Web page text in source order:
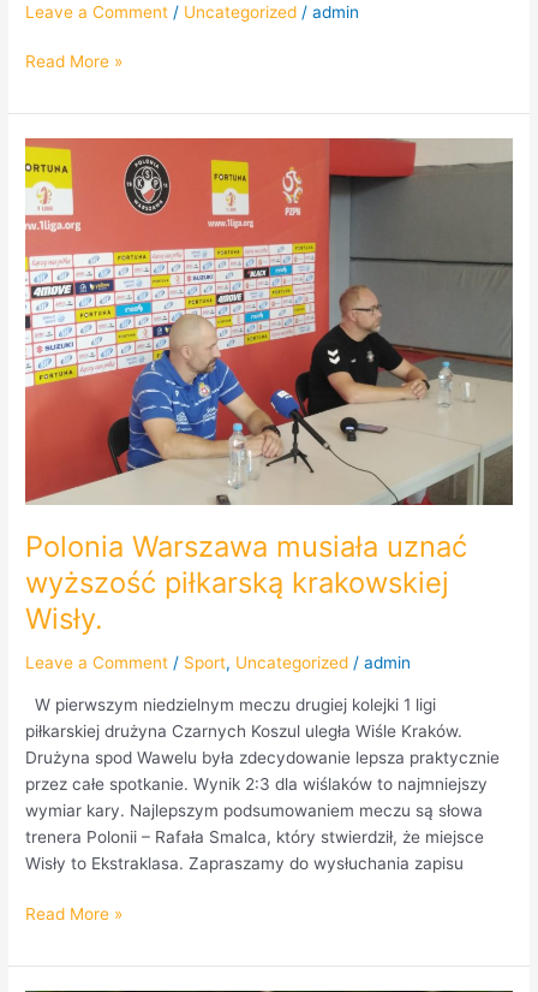
Leave a Comment / Uncategorized /admin
Read More »
Polonia Warszawa musiała uznać
wyższość piłkarską krakowskiej
Wisły.
Leave a Comment / Sport, Uncategorized /admin
W pierwszym niedzielnym meczu drugiej kolejki 1 ligi
piłkarskiej drużyna Czarnych Koszul uległa Wiśle Kraków.
Drużyna spod Wawelu była zdecydowanie lepsza praktycznie
przez całe spotkanie. Wynik 2:3 dla wiślaków to najmniejszy
wymiar kary. Najlepszym podsumowaniem meczu są słowa
trenera Polonii – Rafała Smalca, który stwierdził, że miejsce
Wisły to Ekstraklasa. Zapraszamy do wysłuchania zapisu
Polonia
Warszawa
musiała
uznać
wyższość
piłkarską
krakowskiej
Wisły.
Read More »